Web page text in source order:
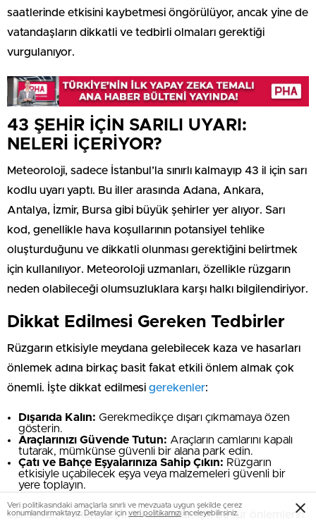
saatlerinde etkisini kaybetmesi öngörülüyor, ancak yine de
vatandaşların dikkatli ve tedbirli olmaları gerektiği
vurgulanıyor.
43 ŞEHİR İÇİN SARILI UYARI:
NELERİ İÇERİYOR?
Meteoroloji, sadece İstanbul’la sınırlı kalmayıp 43 il için sarı
kodlu uyarı yaptı. Bu iller arasında Adana, Ankara,
Antalya, İzmir, Bursa gibi büyük şehirler yer alıyor. Sarı
kod, genellikle hava koşullarının potansiyel tehlike
oluşturduğunu ve dikkatli olunması gerektiğini belirtmek
için kullanılıyor. Meteoroloji uzmanları, özellikle rüzgarın
neden olabileceği olumsuzluklara karşı halkı bilgilendiriyor.
Dikkat Edilmesi Gereken Tedbirler
Rüzgarın etkisiyle meydana gelebilecek kaza ve hasarları
önlemek adına birkaç basit fakat etkili önlem almak çok
önemli. İşte dikkat edilmesi gerekenler:
Dışarıda Kalın: Gerekmedikçe dışarı çıkmamaya özen
gösterin.
Araçlarınızı Güvende Tutun: Araçların camlarını kapalı
tutarak, mümkünse güvenli bir alana park edin.
Çatı ve Bahçe Eşyalarınıza Sahip Çıkın: Rüzgarın
etkisiyle uçabilecek eşya veya malzemeleri güvenli bir
yere toplayın.
Uzmanlar, fırtınanın etkisini azaltmak için bu tür önlemlerin
Veri politikasındaki amaçlarla sınırlı ve mevzuata uygun şekilde çerez
konumlandırmaktayız. Detaylar için veri politikamızı inceleyebilirsiniz.